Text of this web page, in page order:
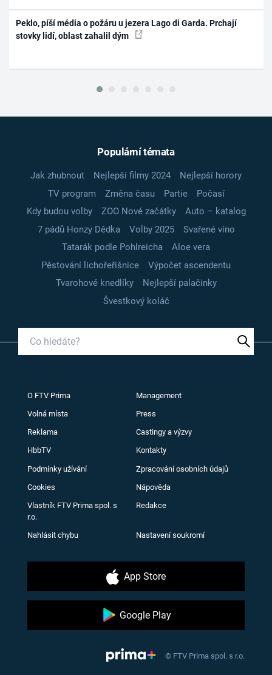
Peklo, píší média o požáru u jezera Lago di Garda. Prchají
stovky lidí, oblast zahalil dým
Populární témata
Jak zhubnout Nejlepší filmy 2024
Nejlepší horory
TV program
Změna času Partie
Počasí
Kdy budou volby
ZOO Nové začátky
Auto – katalog
7 pádů Honzy Dědka
Volby 2025
Svařené víno
Tatarák podle Pohlreicha
Aloe vera
Pěstování lichořeřišnice
Výpočet ascendentu
Tvarohové knedlíky
Nejlepší palačinky
Švestkový koláč
O FTV Prima Management
Volná místa Press
Reklama Castingy a výzvy
HbbTV Kontakty
Podmínky užívání Zpracování osobních údajů
Cookies Nápověda
Vlastník FTV Prima spol. s
r.o.
Redakce
Nahlásit chybu Nastavení soukromí
App Store
Google Play
© FTV Prima spol. s r.o.